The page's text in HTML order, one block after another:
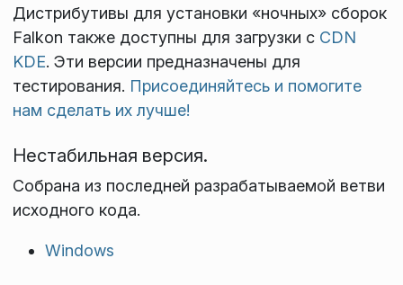
Дистрибутивы для установки «ночных» сборок
Falkon также доступны для загрузки с CDN
KDE. Эти версии предназначены для
тестирования. Присоединяйтесь и помогите
нам сделать их лучше!
Нестабильная версия.
Собрана из последней разрабатываемой ветви
исходного кода.
Windows